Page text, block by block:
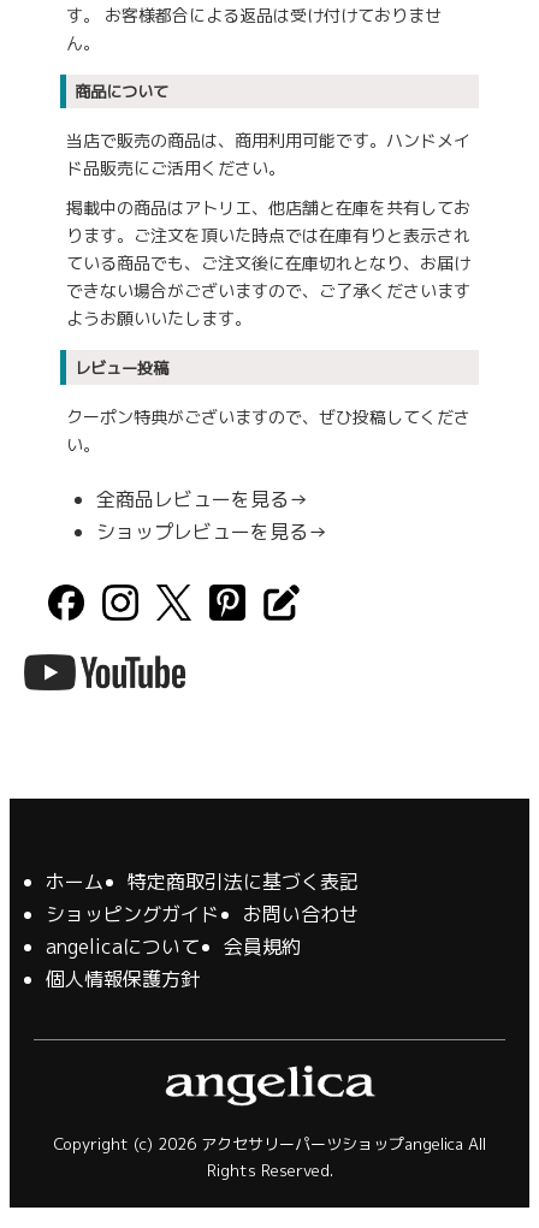
す。 お客様都合による返品は受け付けておりませ
ん。
商品について
当店で販売の商品は、商用利用可能です。ハンドメイ
ド品販売にご活用ください。
掲載中の商品はアトリエ、他店舗と在庫を共有してお
ります。ご注文を頂いた時点では在庫有りと表示され
ている商品でも、ご注文後に在庫切れとなり、お届け
できない場合がございますので、ご了承くださいます
ようお願いいたします。
レビュー投稿
クーポン特典がございますので、ぜひ投稿してくださ
い。
全商品レビューを見る→
ショップレビューを見る→
ホーム
特定商取引法に基づく表記
ショッピングガイド
お問い合わせ
angelicaについて
会員規約
個人情報保護方針
Copyright (c) 2026 アクセサリーパーツショップangelica All
Rights Reserved.